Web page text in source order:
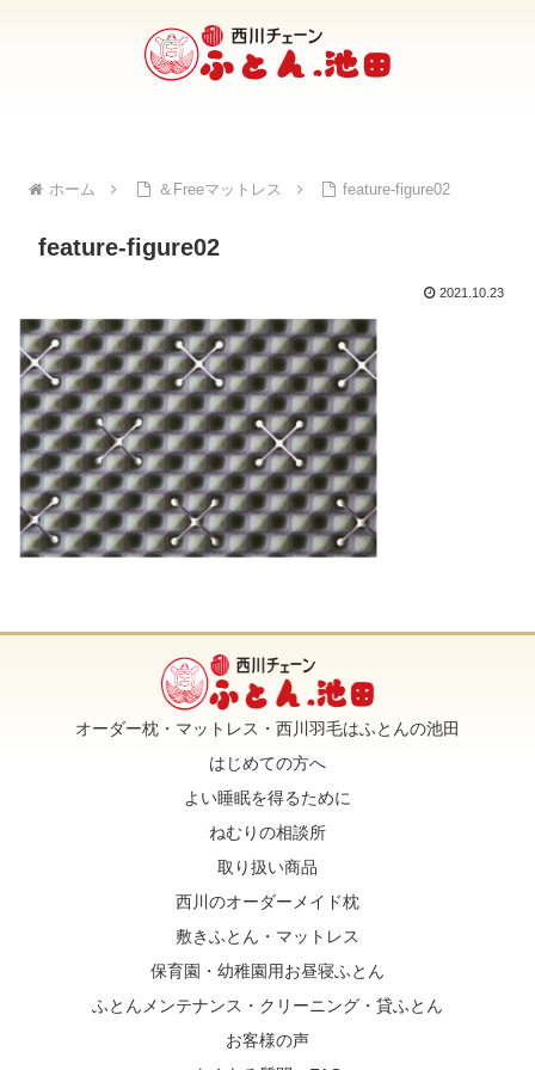
ホーム ＆Freeマットレス feature-figure02
feature-figure02
2021.10.23
オーダー枕・マットレス・西川羽毛はふとんの池田
はじめての方へ
よい睡眠を得るために
ねむりの相談所
取り扱い商品
西川のオーダーメイド枕
敷きふとん・マットレス
保育園・幼稚園用お昼寝ふとん
ふとんメンテナンス・クリーニング・貸ふとん
お客様の声